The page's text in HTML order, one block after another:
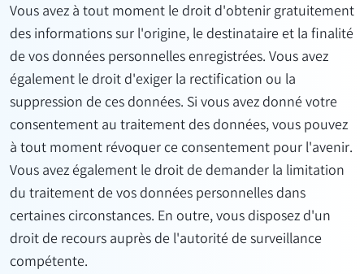
Vous avez à tout moment le droit d'obtenir gratuitement
des informations sur l'origine, le destinataire et la finalité
de vos données personnelles enregistrées. Vous avez
également le droit d'exiger la rectification ou la
suppression de ces données. Si vous avez donné votre
consentement au traitement des données, vous pouvez
à tout moment révoquer ce consentement pour l'avenir.
Vous avez également le droit de demander la limitation
du traitement de vos données personnelles dans
certaines circonstances. En outre, vous disposez d'un
droit de recours auprès de l'autorité de surveillance
compétente.